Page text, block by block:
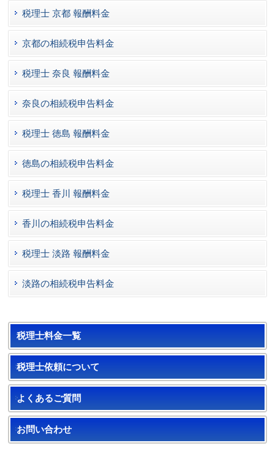
税理士 京都 報酬料金
京都の相続税申告料金
税理士 奈良 報酬料金
奈良の相続税申告料金
税理士 徳島 報酬料金
徳島の相続税申告料金
税理士 香川 報酬料金
香川の相続税申告料金
税理士 淡路 報酬料金
淡路の相続税申告料金
税理士料金一覧
税理士依頼について
よくあるご質問
お問い合わせ